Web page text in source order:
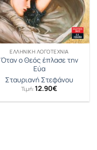
ΕΛΛΗΝΙΚΉ ΛΟΓΟΤΕΧΝΊΑ
Όταν ο Θεός έπλασε την
Εύα
Σταυριανή Στεφάνου
Τιμή: 12.90€